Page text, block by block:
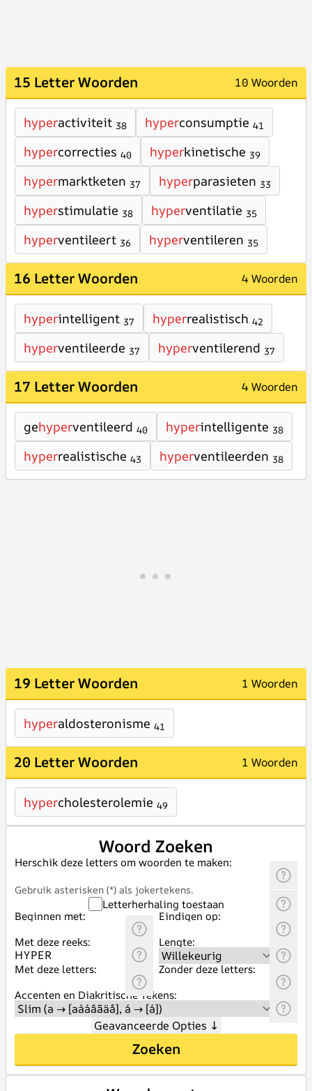
15 Letter Woorden 10 Woorden
hyperactiviteit 38 hyperconsumptie 41
hypercorrecties 40 hyperkinetische 39
hypermarktketen 37 hyperparasieten 33
hyperstimulatie 38 hyperventilatie 35
hyperventileert 36 hyperventileren 35
16 Letter Woorden 4 Woorden
hyperintelligent 37 hyperrealistisch 42
hyperventileerde 37 hyperventilerend 37
17 Letter Woorden 4 Woorden
gehyperventileerd 40 hyperintelligente 38
hyperrealistische 43 hyperventileerden 38
19 Letter Woorden 1 Woorden
hyperaldosteronisme 41
20 Letter Woorden 1 Woorden
hypercholesterolemie 49
Woord Zoeken
Herschik deze letters om woorden te maken:
Gebruik asterisken (*) als jokertekens.
Letterherhaling toestaan
Beginnen met:
Eindigen op:
Met deze reeks:
Lengte:
Met deze letters:
Zonder deze letters:
Accenten en Diakritische Tekens:
Geavanceerde Opties ↓
Zoeken